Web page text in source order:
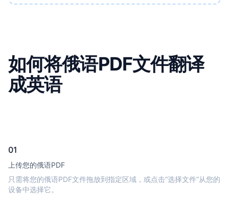
如何将俄语PDF文件翻译
成英语
01
上传您的俄语PDF
只需将您的俄语PDF文件拖放到指定区域，或点击“选择文件”从您的
设备中选择它。